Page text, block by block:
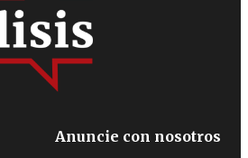
Anuncie con nosotros